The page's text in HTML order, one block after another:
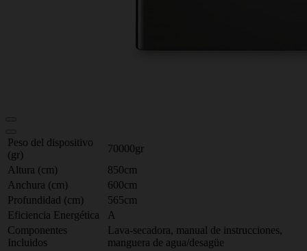
Peso del dispositivo
(gr)
70000gr
Altura (cm)
850cm
Anchura (cm)
600cm
Profundidad (cm)
565cm
Eficiencia Energética
A
Componentes
Incluidos
Lava-secadora, manual de instrucciones,
manguera de agua/desagüe